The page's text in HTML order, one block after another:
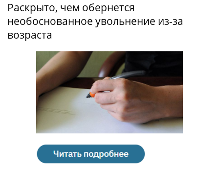
Раскрыто, чем обернется
необоснованное увольнение из-за
возраста